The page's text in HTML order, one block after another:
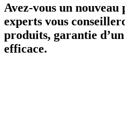
Avez-vous un nouveau
experts vous
produits, garantie
efficace.